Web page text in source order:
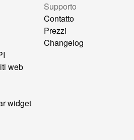
web
widget
Supporto
Contatto
Prezzi
Changelog